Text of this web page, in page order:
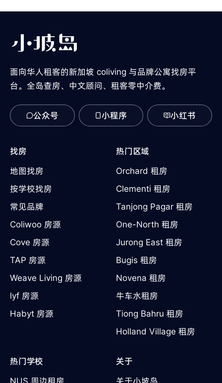
面向华人租客的新加坡 coliving 与品牌公寓找房平
台。全岛查房、中文顾问、租客零中介费。
公众号 小程序 小红书
找房
地图找房
按学校找房
常见品牌
Coliwoo 房源
Cove 房源
TAP 房源
Weave Living 房源
lyf 房源
Habyt 房源
热门区域
Orchard 租房
Clementi 租房
Tanjong Pagar 租房
One-North 租房
Jurong East 租房
Bugis 租房
Novena 租房
牛车水租房
Tiong Bahru 租房
Holland Village 租房
热门学校
关于